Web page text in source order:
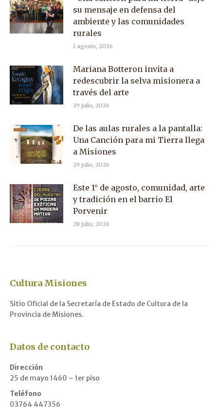
su mensaje en defensa del
ambiente y las comunidades
rurales
1 agosto, 2026
Mariana Botteron invita a
redescubrir la selva misionera a
través del arte
29 julio, 2026
De las aulas rurales a la pantalla:
Una Canción para mi Tierra llega
a Misiones
29 julio, 2026
Este 1° de agosto, comunidad, arte
y tradición en el barrio El
Porvenir
28 julio, 2026
Cultura Misiones
Sitio Oficial de la Secretaría de Estado de Cultura de la
Provincia de Misiones.
Datos de contacto
Dirección
25 de mayo 1460 – 1er piso
Teléfono
03764 447356